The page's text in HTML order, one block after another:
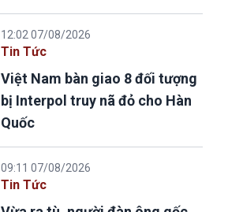
12:02 07/08/2026
Tin Tức
Việt Nam bàn giao 8 đối tượng
bị Interpol truy nã đỏ cho Hàn
Quốc
09:11 07/08/2026
Tin Tức